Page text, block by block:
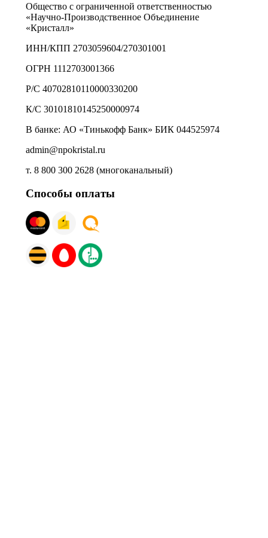
Общество с ограниченной ответственностью
«Научно-Производственное Объединение
«Кристалл»
ИНН/КПП 2703059604/270301001
ОГРН 1112703001366
Р/С 40702810110000330200
К/С 30101810145250000974
В банке: АО «Тинькофф Банк» БИК 044525974
admin@npokristal.ru
т. 8 800 300 2628 (многоканальный)
Способы оплаты